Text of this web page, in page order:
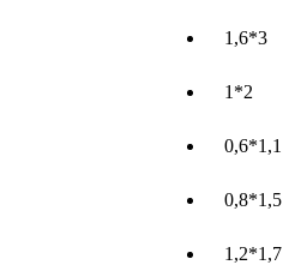
1,6*3
1*2
0,6*1,1
0,8*1,5
1,2*1,7